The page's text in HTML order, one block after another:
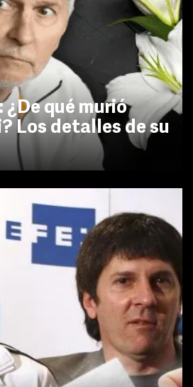
¿De qué murió
Los detalles de su